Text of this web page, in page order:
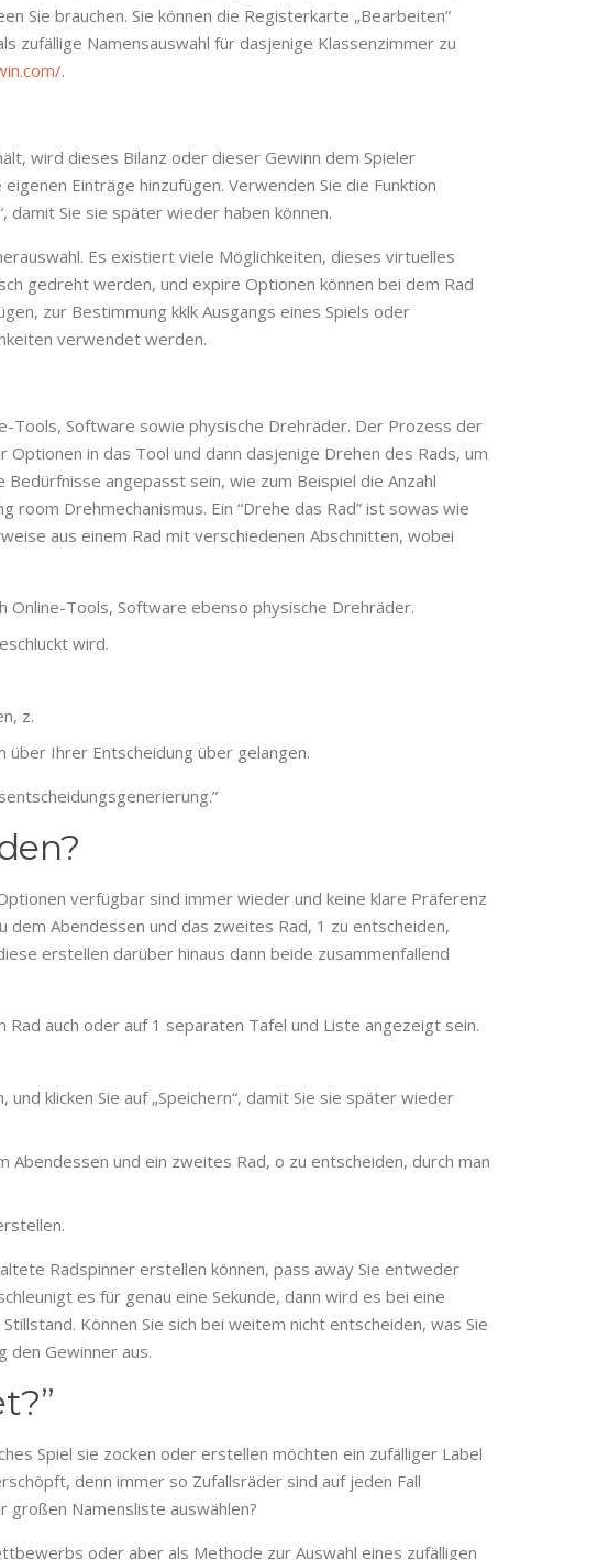
Sie brauchen. Sie können die Registerkarte „Bearbeiten“
zufällige Namensauswahl für dasjenige Klassenzimmer zu
.
wird dieses Bilanz oder dieser Gewinn dem Spieler
Einträge hinzufügen. Verwenden Sie die Funktion
damit Sie sie später wieder haben können.
Es existiert viele Möglichkeiten, dieses virtuelles
gedreht werden, und expire Optionen können bei dem Rad
zur Bestimmung kklk Ausgangs eines Spiels oder
verwendet werden.
Tools, Software sowie physische Drehräder. Der Prozess der
in das Tool und dann dasjenige Drehen des Rads, um
angepasst sein, wie zum Beispiel die Anzahl
room Drehmechanismus. Ein “Drehe das Rad” ist sowas wie
aus einem Rad mit verschiedenen Abschnitten, wobei
Tools, Software ebenso physische Drehräder.
wird.
z.
über Ihrer Entscheidung über gelangen.
verfügbar sind immer wieder und keine klare Präferenz
Abendessen und das zweites Rad, 1 zu entscheiden,
erstellen darüber hinaus dann beide zusammenfallend
auch oder auf 1 separaten Tafel und Liste angezeigt sein.
klicken Sie auf „Speichern“, damit Sie sie später wieder
und ein zweites Rad, o zu entscheiden, durch man
Radspinner erstellen können, pass away Sie entweder
es für genau eine Sekunde, dann wird es bei eine
Können Sie sich bei weitem nicht entscheiden, was Sie
den Gewinner aus.
Spiel sie zocken oder erstellen möchten ein zufälliger Label
denn immer so Zufallsräder sind auf jeden Fall
großen Namensliste auswählen?
oder aber als Methode zur Auswahl eines zufälligen